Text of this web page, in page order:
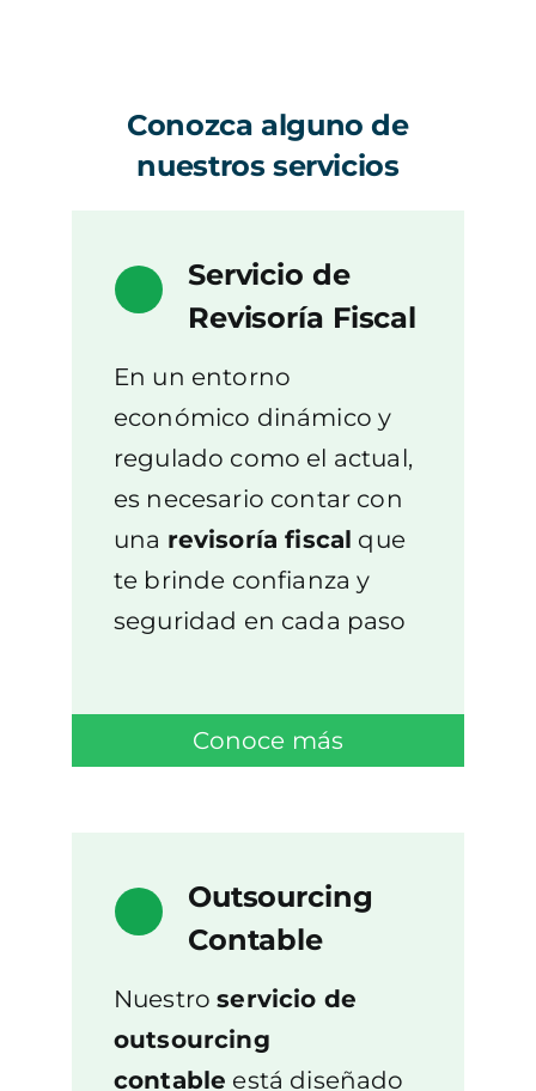
Conozca alguno de
nuestros servicios
Servicio de
Revisoría Fiscal
En un entorno
económico dinámico y
regulado como el actual,
es necesario contar con
una revisoría fiscal que
te brinde confianza y
seguridad en cada paso
Conoce más
Outsourcing
Contable
Nuestroservicio de
outsourcing
contable está diseñado